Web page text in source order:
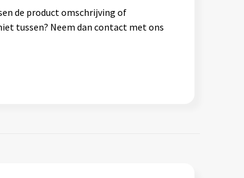
de product omschrijving of
tussen? Neem dan contact met ons